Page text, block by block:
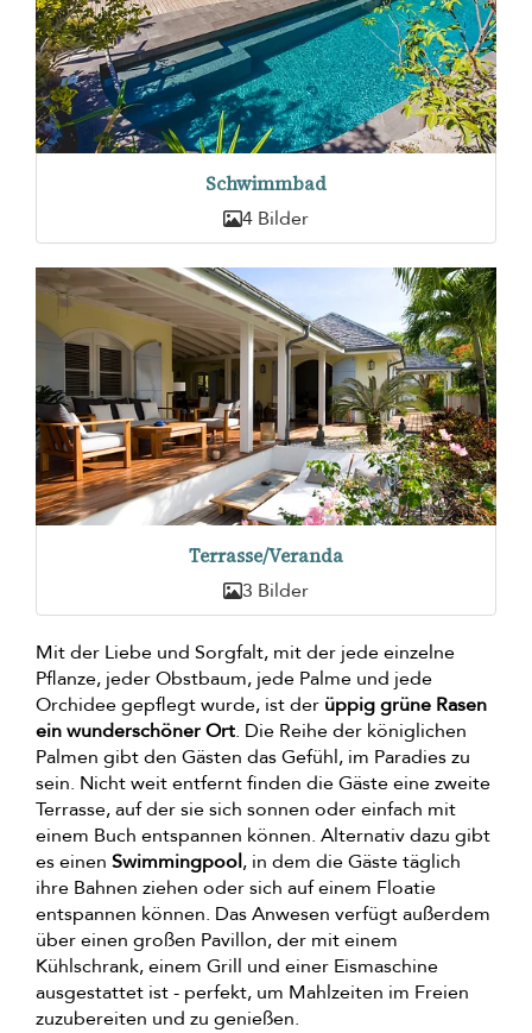
Schwimmbad
4 Bilder
Terrasse/Veranda
3 Bilder
Mit der Liebe und Sorgfalt, mit der jede einzelne
Pflanze, jeder Obstbaum, jede Palme und jede
Orchidee gepflegt wurde, ist der üppig grüne Rasen
ein wunderschöner Ort. Die Reihe der königlichen
Palmen gibt den Gästen das Gefühl, im Paradies zu
sein. Nicht weit entfernt finden die Gäste eine zweite
Terrasse, auf der sie sich sonnen oder einfach mit
einem Buch entspannen können. Alternativ dazu gibt
es einen Swimmingpool, in dem die Gäste täglich
ihre Bahnen ziehen oder sich auf einem Floatie
entspannen können. Das Anwesen verfügt außerdem
über einen großen Pavillon, der mit einem
Kühlschrank, einem Grill und einer Eismaschine
ausgestattet ist - perfekt, um Mahlzeiten im Freien
zuzubereiten und zu genießen.